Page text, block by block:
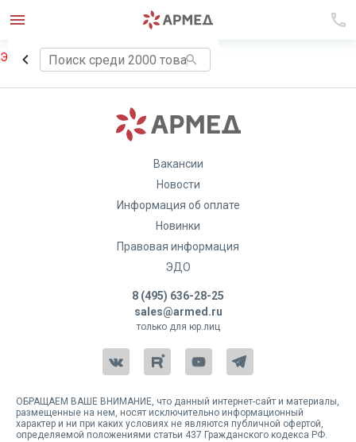
Элемент не найден!
Вакансии
Новости
Информация об оплате
Новинки
Правовая информация
ЭДО
8 (495) 636-28-25
sales@armed.ru
только для юр.лиц
ОБРАЩАЕМ ВАШЕ ВНИМАНИЕ, что данный интернет-сайт и материалы,
размещенные на нем, носят исключительно информационный
характер и ни при каких условиях не являются публичной офертой,
определяемой положениями статьи 437 Гражданского кодекса РФ.